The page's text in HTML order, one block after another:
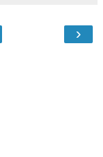
›